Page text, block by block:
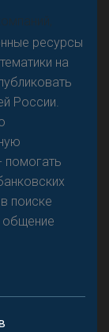
ресурсы
на
России.
помогать
поиске
общение